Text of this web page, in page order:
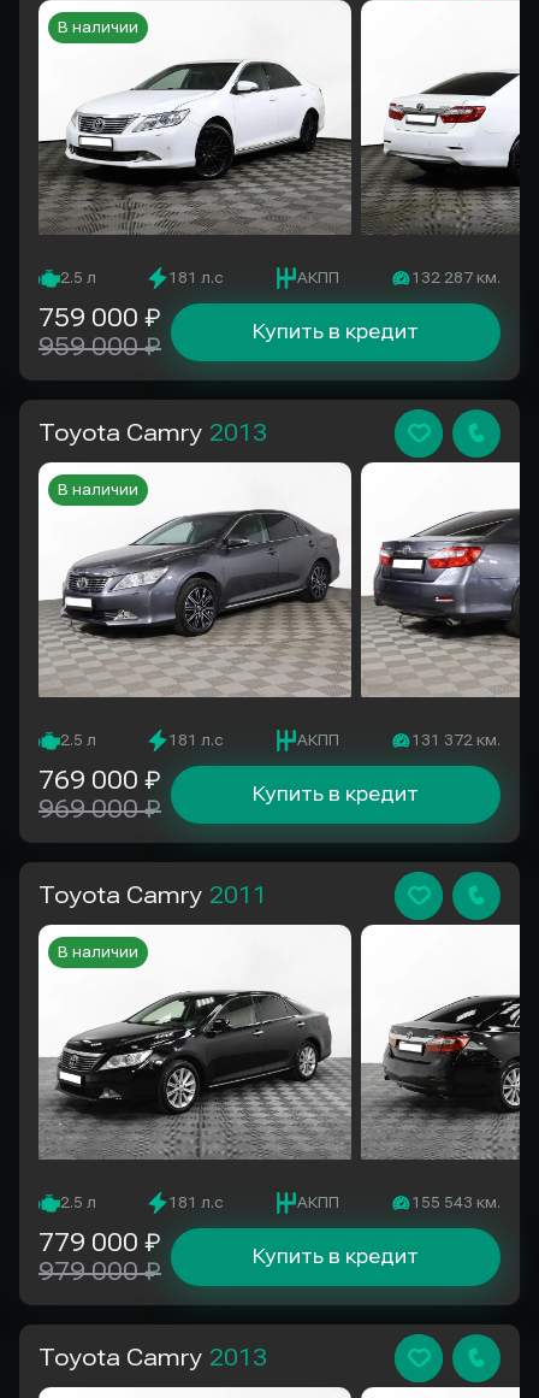
2.5 л 181 л.с АКПП 132 287 км.
В наличии
Купить в кредит
759 000 ₽
959 000 ₽
Toyota Camry 2013
2.5 л 181 л.с АКПП 131 372 км.
В наличии
Купить в кредит
769 000 ₽
969 000 ₽
Toyota Camry 2011
2.5 л 181 л.с АКПП 155 543 км.
В наличии
Купить в кредит
779 000 ₽
979 000 ₽
Toyota Camry 2013